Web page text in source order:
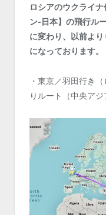
ロシアのウクライ
ン-日本】の飛行ル
に変わり、以前よ
になっております。
・東京／羽田行き
りルート（中央ア